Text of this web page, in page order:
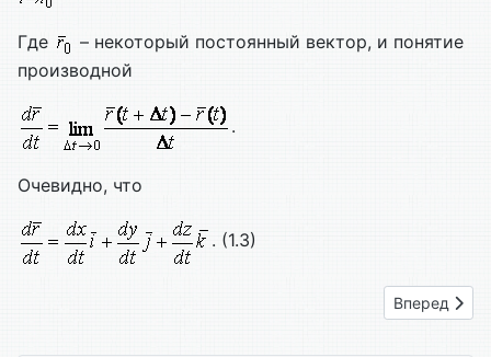
Где
– некоторый постоянный вектор, и понятие
производной
.
Очевидно, что
. (1.3)
Следующий:
Вперед